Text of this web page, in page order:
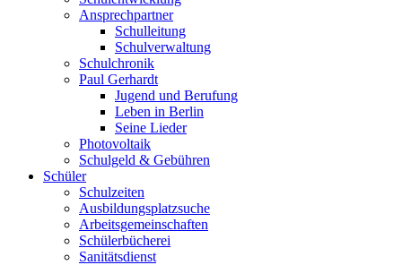
Ansprechpartner
Schulleitung
Schulverwaltung
Schulchronik
Paul Gerhardt
Jugend und Berufung
Leben in Berlin
Seine Lieder
Photovoltaik
Schulgeld & Gebühren
Schüler
Schulzeiten
Ausbildungsplatzsuche
Arbeitsgemeinschaften
Schülerbücherei
Sanitätsdienst